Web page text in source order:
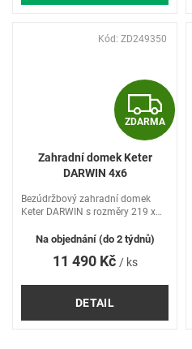
Z
D
R
ZDARMA
Zahradní domek Keter
DARWIN 4x6
11 490 Kč / ks
DETAIL
Bezúdržbový zahradní domek
Keter DARWIN s rozměry 219 x
Na objednání (do 2 týdnů)
Kód: ZD249350